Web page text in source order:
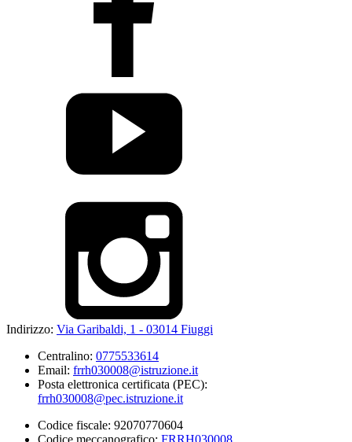
Indirizzo: Via Garibaldi, 1 - 03014 Fiuggi
Centralino: 0775533614
Email: frrh030008@istruzione.it
Posta elettronica certificata (PEC):
frrh030008@pec.istruzione.it
Codice fiscale: 92070770604